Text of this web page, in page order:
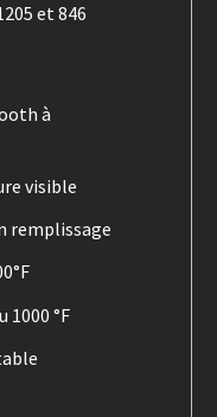
et 846
à
visible
remplissage
1000 °F